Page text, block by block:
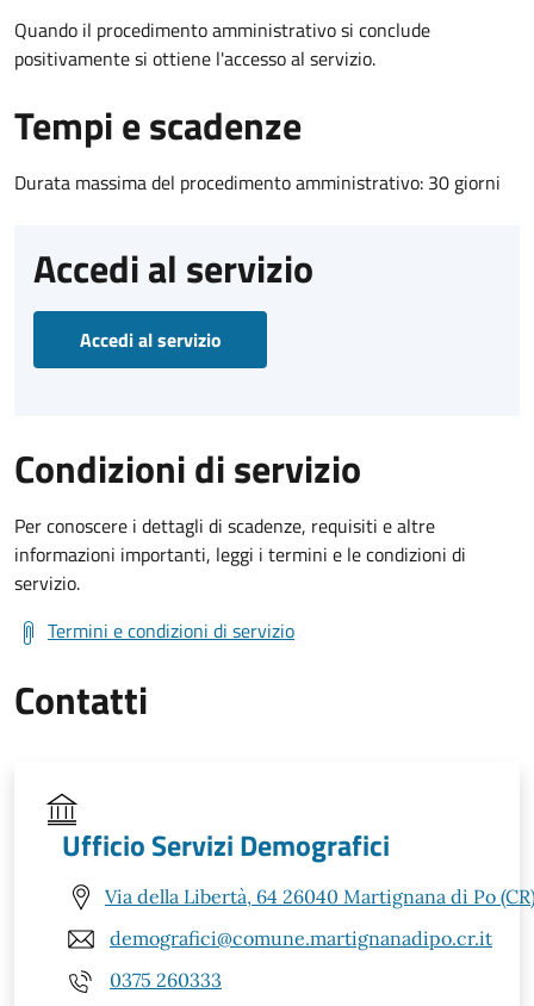
Quando il procedimento amministrativo si conclude
positivamente si ottiene l'accesso al servizio.
Tempi e scadenze
Durata massima del procedimento amministrativo: 30 giorni
Accedi al servizio
Accedi al servizio
Condizioni di servizio
Per conoscere i dettagli di scadenze, requisiti e altre
informazioni importanti, leggi i termini e le condizioni di
servizio.
Termini e condizioni di servizio
Contatti
Ufficio Servizi Demografici
Via della Libertà, 64 26040 Martignana di Po
demografici@comune.martignanadipo.cr.it
0375 260333